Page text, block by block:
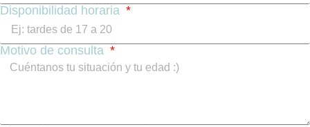
Disponibilidad horaria
Motivo de consulta